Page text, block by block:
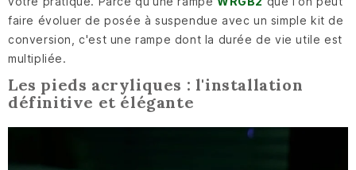
faire évoluer de posée à suspendue avec un simple kit de
conversion, c'est une rampe dont la durée de vie utile est
multipliée.
Les pieds acryliques : l'installation
définitive et élégante